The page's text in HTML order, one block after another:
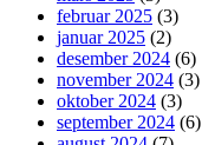
februar 2025 (3)
januar 2025 (2)
desember 2024 (6)
november 2024 (3)
oktober 2024 (3)
september 2024 (6)